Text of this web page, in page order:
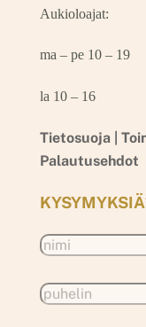
Aukioloajat:
ma – pe 10 – 19
la 10 – 16
Tietosuoja |
Palautusehdot